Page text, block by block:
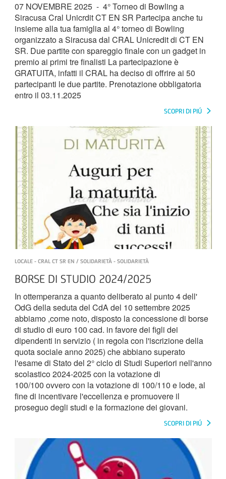
07 NOVEMBRE 2025 - 4° Torneo di Bowling a
Siracusa Cral Unicrdit CT EN SR Partecipa anche tu
insieme alla tua famiglia al 4° torneo di Bowling
organizzato a Siracusa dal CRAL Unicredit di CT EN
SR. Due partite con spareggio finale con un gadget in
premio ai primi tre finalisti La partecipazione è
GRATUITA, infatti il CRAL ha deciso di offrire ai 50
partecipanti le due partite. Prenotazione obbligatoria
entro il 03.11.2025
SCOPRI DI PIÚ
LOCALE - CRAL CT SR EN / SOLIDARIETÀ - SOLIDARIETÀ
BORSE DI STUDIO 2024/2025
In ottemperanza a quanto deliberato al punto 4 dell'
OdG della seduta del CdA del 10 settembre 2025
abbiamo ,come noto, disposto la concessione di borse
di studio di euro 100 cad. in favore dei figli dei
dipendenti in servizio ( in regola con l'iscrizione della
quota sociale anno 2025) che abbiano superato
l'esame di Stato del 2° ciclo di Studi Superiori nell'anno
scolastico 2024-2025 con la votazione di
100/100 ovvero con la votazione di 100/110 e lode, al
fine di incentivare l'eccellenza e promuovere il
proseguo degli studi e la formazione dei giovani.
SCOPRI DI PIÚ